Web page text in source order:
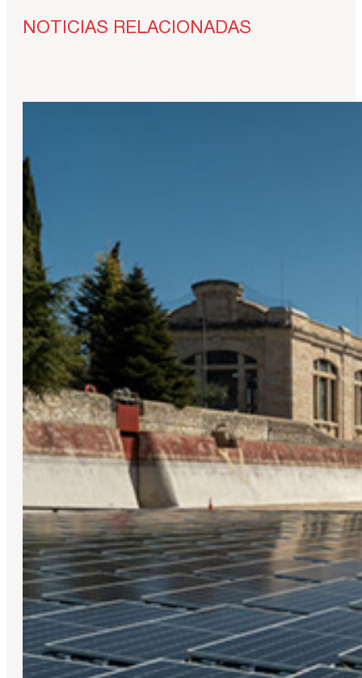
NOTICIAS RELACIONADAS